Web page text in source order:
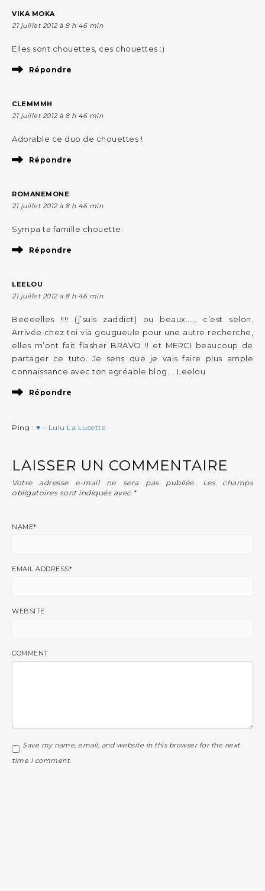
VIKA MOKA
21 juillet 2012 à 8 h 46 min
Elles sont chouettes, ces chouettes :)
Répondre
CLEMMMH
21 juillet 2012 à 8 h 46 min
Adorable ce duo de chouettes !
Répondre
ROMANEMONE
21 juillet 2012 à 8 h 46 min
Sympa ta famille chouette.
Répondre
LEELOU
21 juillet 2012 à 8 h 46 min
Beeeelles !!!! (j’suis zaddict) ou beaux…… c’est selon.
Arrivée chez toi via gougueule pour une autre recherche,
elles m’ont fait flasher BRAVO !! et MERCI beaucoup de
partager ce tuto. Je sens que je vais faire plus ample
connaissance avec ton agréable blog…. Leelou
Répondre
Ping : ♥ – Lulu La Lucette
LAISSER UN COMMENTAIRE
Votre adresse e-mail ne sera pas publiée.
Les champs
obligatoires sont indiqués avec *
NAME*
EMAIL ADDRESS*
WEBSITE
COMMENT
Save my name, email, and website in this browser for the next
time I comment.